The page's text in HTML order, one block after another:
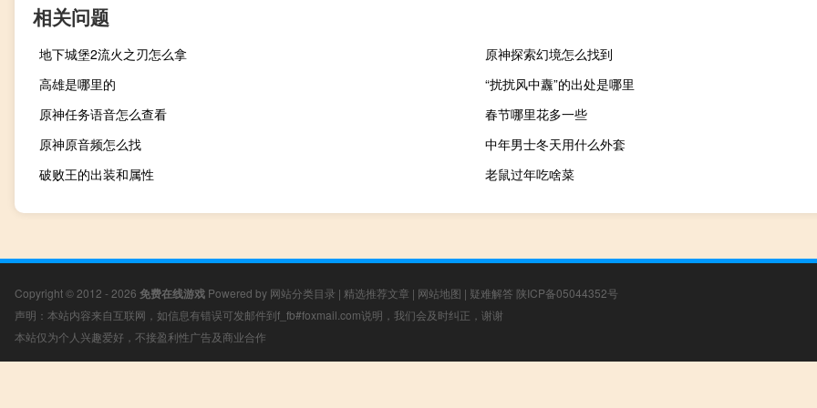
相关问题
地下城堡2流火之刃怎么拿
原神探索幻境怎么找到
高雄是哪里的
“扰扰风中纛”的出处是哪里
原神任务语音怎么查看
春节哪里花多一些
原神原音频怎么找
中年男士冬天用什么外套
破败王的出装和属性
老鼠过年吃啥菜
Copyright © 2012 - 2026 免费在线游戏 Powered by 网站分类目录 | 精选推荐文章 | 网站地图 | 疑难解答 陕ICP备05044352号
声明：本站内容来自互联网，如信息有错误可发邮件到f_fb#foxmail.com说明，我们会及时纠正，谢谢
本站仅为个人兴趣爱好，不接盈利性广告及商业合作